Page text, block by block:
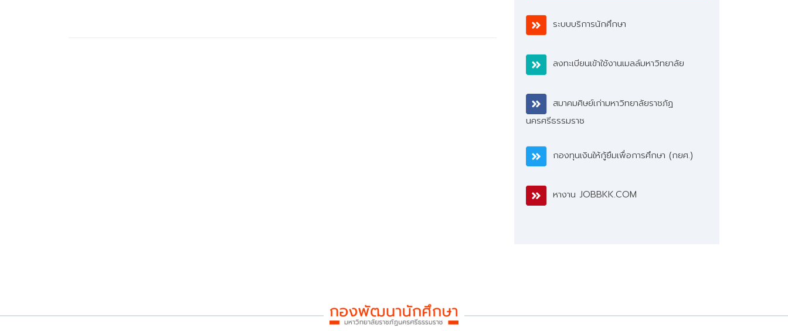
ระบบบริการนักศึกษา
ลงทะเบียนเข้าใช้งานเมลล์มหาวิทยาลัย
สมาคมศิษย์เก่ามหาวิทยาลัยราชภัฏ
นครศรีธรรมราช
กองทุนเงินให้กู้ยืมเพื่อการศึกษา (กยศ.)
หางาน JOBBKK.COM